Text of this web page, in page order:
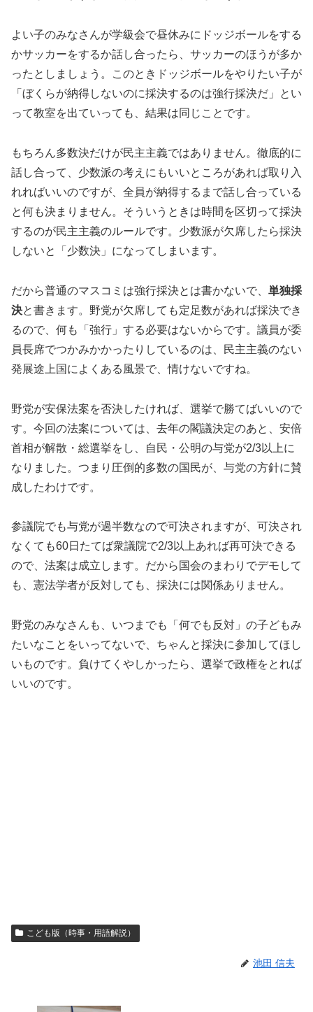
よい子のみなさんが学級会で昼休みにドッジボールをする
かサッカーをするか話し合ったら、サッカーのほうが多か
ったとしましょう。このときドッジボールをやりたい子が
「ぼくらが納得しないのに採決するのは強行採決だ」とい
って教室を出ていっても、結果は同じことです。
もちろん多数決だけが民主主義ではありません。徹底的に
話し合って、少数派の考えにもいいところがあれば取り入
れればいいのですが、全員が納得するまで話し合っている
と何も決まりません。そういうときは時間を区切って採決
するのが民主主義のルールです。少数派が欠席したら採決
しないと「少数決」になってしまいます。
だから普通のマスコミは強行採決とは書かないで、 単独採
決と書きます。野党が欠席しても定足数があれば採決でき
るので、何も「強行」する必要はないからです。議員が委
員長席でつかみかかったりしているのは、民主主義のない
発展途上国によくある風景で、情けないですね。
野党が安保法案を否決したければ、選挙で勝てばいいので
す。今回の法案については、去年の閣議決定のあと、安倍
首相が解散・総選挙をし、自民・公明の与党が2/3以上に
なりました。つまり圧倒的多数の国民が、与党の方針に賛
成したわけです。
参議院でも与党が過半数なので可決されますが、可決され
なくても60日たてば衆議院で2/3以上あれば再可決できる
ので、法案は成立します。だから国会のまわりでデモして
も、憲法学者が反対しても、採決には関係ありません。
野党のみなさんも、いつまでも「何でも反対」の子どもみ
たいなことをいってないで、ちゃんと採決に参加してほし
いものです。負けてくやしかったら、選挙で政権をとれば
いいのです。
こども版（時事・用語解説）
池田 信夫